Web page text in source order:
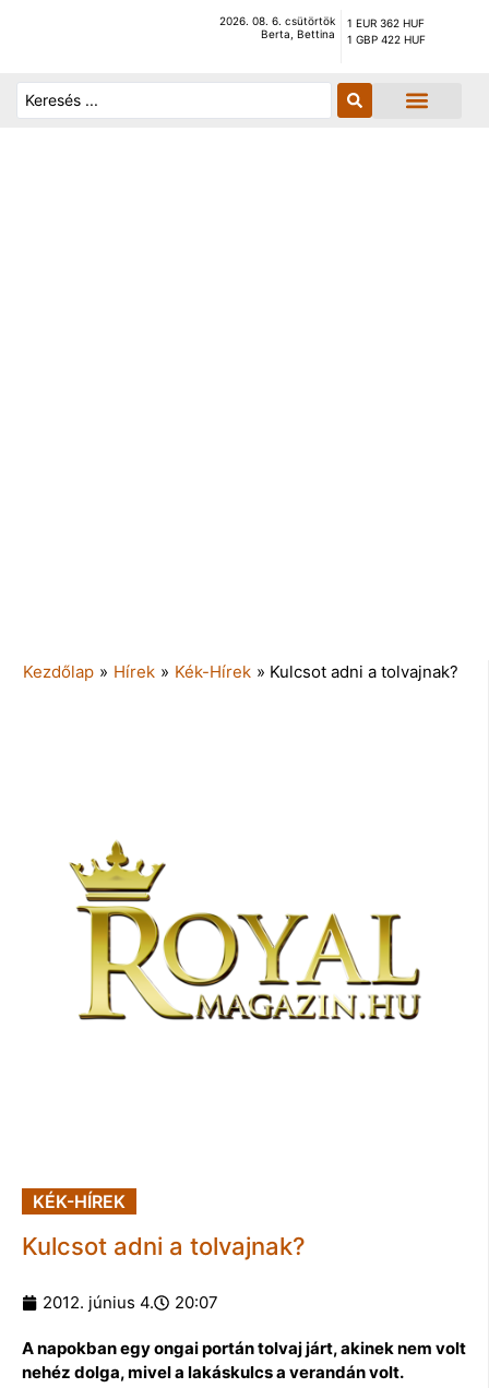
2026. 08. 6. csütörtök
Berta, Bettina
1 EUR 362 HUF
1 GBP 422 HUF
Kezdőlap » Hírek » Kék-Hírek » Kulcsot adni a tolvajnak?
KÉK-HÍREK
Kulcsot adni a tolvajnak?
2012. június 4. 20:07
A napokban egy ongai portán tolvaj járt, akinek nem volt
nehéz dolga, mivel a lakáskulcs a verandán volt.